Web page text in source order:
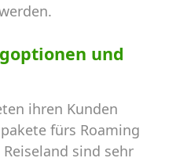
und
ihren Kunden
fürs Roaming
sind sehr